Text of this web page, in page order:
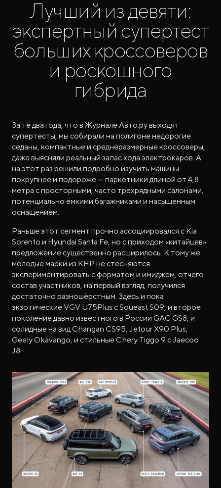
Совершенно новый флагманский внедорожник
Лучший из девяти:
экспертный супертест
больших кроссоверов
и роскошного
гибрида
За те два года, что в Журнале Авто.ру выходят
супертесты, мы собирали на полигоне недорогие
седаны, компактные и среднеразмерные кроссоверы,
даже выясняли реальный запас хода электрокаров. А
на этот раз решили подробно изучить машины
покрупнее и подороже — паркетники длиной от 4,8
метра с просторными, часто трёхрядными салонами,
потенциально ёмкими багажниками и насыщенным
оснащением.
Раньше этот сегмент прочно ассоциировался с Kia
Sorento и Hyundai Santa Fe, но с приходом «китайцев»
предложение существенно расширилось. К тому же
молодые марки из КНР не стесняются
экспериментировать с форматом и имиджем, отчего
состав участников, на первый взгляд, получился
достаточно разношёрстным. Здесь и пока
экзотические VGV U75Plus с Soueast S09, и второе
поколение давно известного в России GAC GS8, и
солидные на вид Changan CS95, Jetour X90 Plus,
Geely Okavango, и стильные Chery Tiggo 9 с Jaecoo
J8.